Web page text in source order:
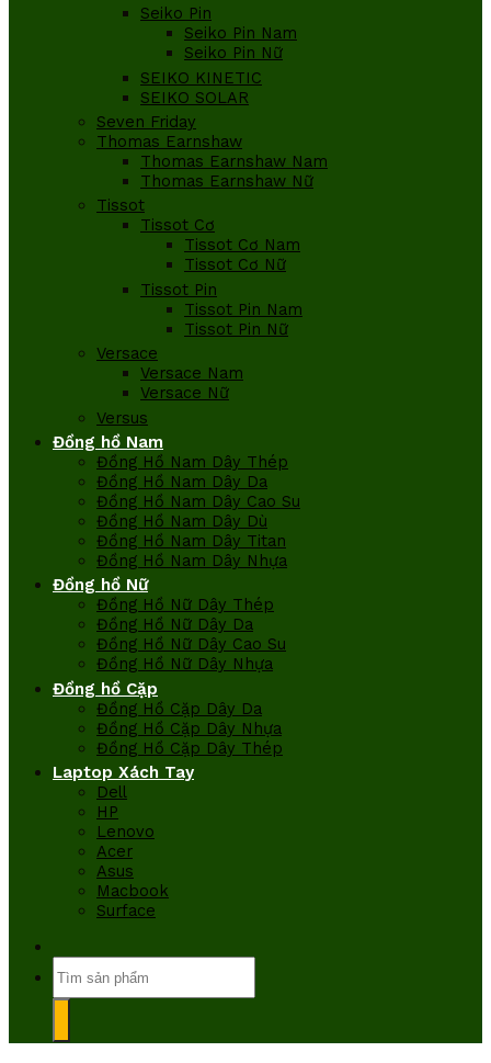
Seiko Pin
Seiko Pin Nam
Seiko Pin Nữ
SEIKO KINETIC
SEIKO SOLAR
Seven Friday
Thomas Earnshaw
Thomas Earnshaw Nam
Thomas Earnshaw Nữ
Tissot
Tissot Cơ
Tissot Cơ Nam
Tissot Cơ Nữ
Tissot Pin
Tissot Pin Nam
Tissot Pin Nữ
Versace
Versace Nam
Versace Nữ
Versus
Đồng hồ Nam
Đồng Hồ Nam Dây Thép
Đồng Hồ Nam Dây Da
Đồng Hồ Nam Dây Cao Su
Đồng Hồ Nam Dây Dù
Đồng Hồ Nam Dây Titan
Đồng Hồ Nam Dây Nhựa
Đồng hồ Nữ
Đồng Hồ Nữ Dây Thép
Đồng Hồ Nữ Dây Da
Đồng Hồ Nữ Dây Cao Su
Đồng Hồ Nữ Dây Nhựa
Đồng hồ Cặp
Đồng Hồ Cặp Dây Da
Đồng Hồ Cặp Dây Nhựa
Đồng Hồ Cặp Dây Thép
Laptop Xách Tay
Dell
HP
Lenovo
Acer
Asus
Macbook
Surface
kiếm: